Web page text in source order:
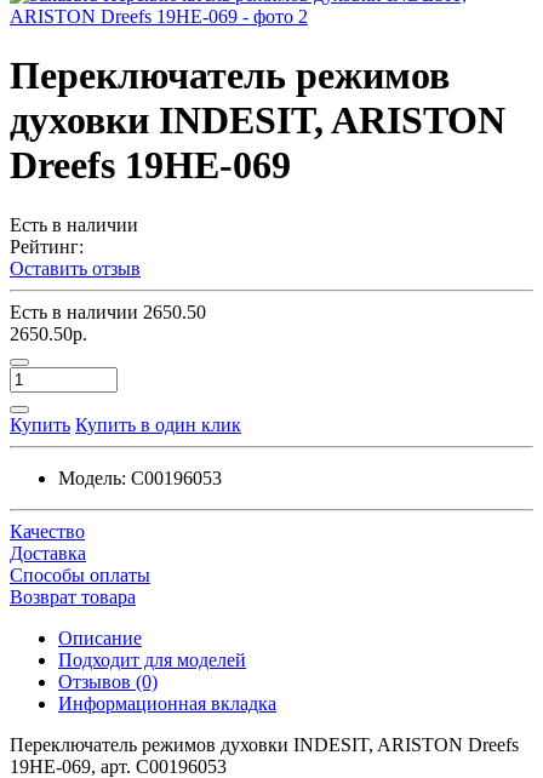
Переключатель режимов
духовки INDESIT, ARISTON
Dreefs 19HE-069
Есть в наличии
Рейтинг:
Оставить отзыв
Есть в наличии 2650.50
2650.50р.
Купить Купить в один клик
Модель: C00196053
Качество
Доставка
Способы оплаты
Возврат товара
Описание
Подходит для моделей
Отзывов (0)
Информационная вкладка
Переключатель режимов духовки INDESIT, ARISTON Dreefs
19HE-069, арт. C00196053